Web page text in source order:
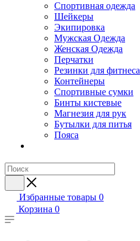
Спортивная одежда
Шейкеры
Экипировка
Мужская Одежда
Женская Одежда
Перчатки
Резинки для фитнеса
Контейнеры
Спортивные сумки
Бинты кистевые
Магнезия для рук
Бутылки для питья
Пояса
Избранные товары 0
Корзина 0